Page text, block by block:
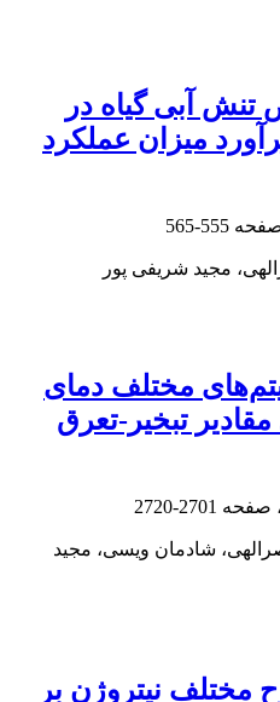
آبی گیاه در
میزان عملکرد
555-565
مجید شریفی پور
مختلف دمای
تبخیر-تعرق
2701-2720
شادمان ویسی، مجید
مختلف نیتروژن بر